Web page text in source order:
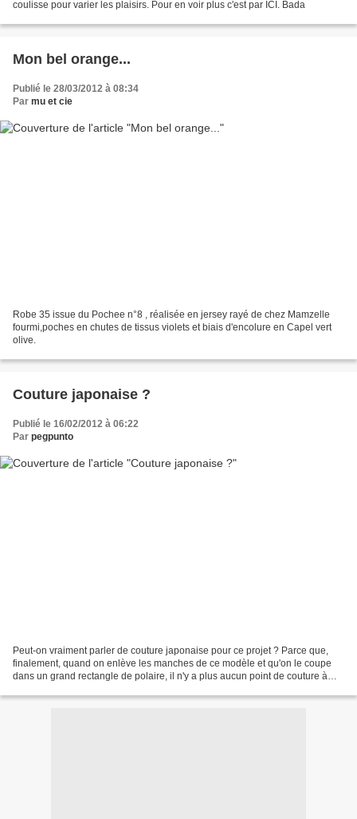
coulisse pour varier les plaisirs. Pour en voir plus c'est par ICI. Bada
Mon bel orange...
Publié le 28/03/2012 à 08:34
Par mu et cie
Robe 35 issue du Pochee n°8 , réalisée en jersey rayé de chez Mamzelle
fourmi,poches en chutes de tissus violets et biais d'encolure en Capel vert
olive.
Couture japonaise ?
Publié le 16/02/2012 à 06:22
Par pegpunto
Peut-on vraiment parler de couture japonaise pour ce projet ? Parce que,
finalement, quand on enlève les manches de ce modèle et qu'on le coupe
dans un grand rectangle de polaire, il n'y a plus aucun point de couture à